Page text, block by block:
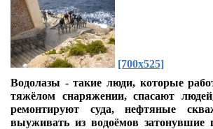
[700x525]
Водолазы - такие люди, которые
тяжёлом снаряжении, спасают
ремонтируют суда, нефтяные
выуживать из водоёмов затонувшие